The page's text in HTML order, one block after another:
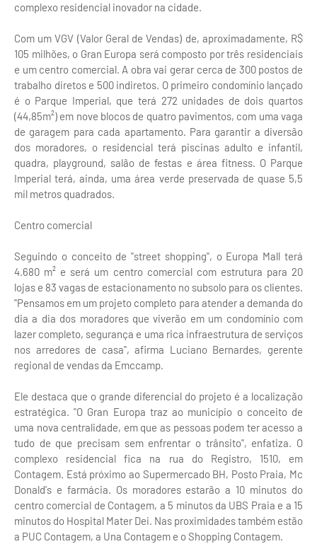
complexo residencial inovador na cidade.
Com um VGV (Valor Geral de Vendas) de, aproximadamente, R$
105 milhões, o Gran Europa será composto por três residenciais
e um centro comercial. A obra vai gerar cerca de 300 postos de
trabalho diretos e 500 indiretos. O primeiro condomínio lançado
é o Parque Imperial, que terá 272 unidades de dois quartos
(44,85m²) em nove blocos de quatro pavimentos, com uma vaga
de garagem para cada apartamento. Para garantir a diversão
dos moradores, o residencial terá piscinas adulto e infantil,
quadra, playground, salão de festas e área fitness. O Parque
Imperial terá, ainda, uma área verde preservada de quase 5,5
mil metros quadrados.
Centro comercial
Seguindo o conceito de "street shopping", o Europa Mall terá
4.680 m² e será um centro comercial com estrutura para 20
lojas e 83 vagas de estacionamento no subsolo para os clientes.
"Pensamos em um projeto completo para atender a demanda do
dia a dia dos moradores que viverão em um condomínio com
lazer completo, segurança e uma rica infraestrutura de serviços
nos arredores de casa", afirma Luciano Bernardes, gerente
regional de vendas da Emccamp.
Ele destaca que o grande diferencial do projeto é a localização
estratégica. "O Gran Europa traz ao município o conceito de
uma nova centralidade, em que as pessoas podem ter acesso a
tudo de que precisam sem enfrentar o trânsito", enfatiza. O
complexo residencial fica na rua do Registro, 1510, em
Contagem. Está próximo ao Supermercado BH, Posto Praia, Mc
Donald's e farmácia. Os moradores estarão a 10 minutos do
centro comercial de Contagem, a 5 minutos da UBS Praia e a 15
minutos do Hospital Mater Dei. Nas proximidades também estão
a PUC Contagem, a Una Contagem e o Shopping Contagem.